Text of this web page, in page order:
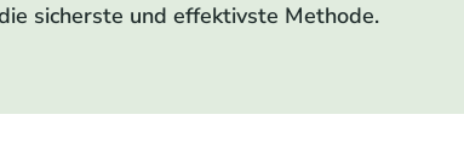
sicherste und effektivste Methode.